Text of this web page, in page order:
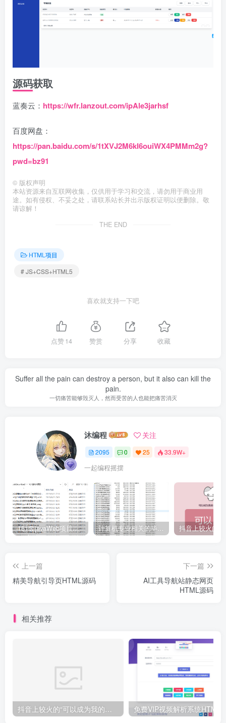
源码获取
蓝奏云： https://wfr.lanzout.com/ipAle3jarhsf
百度网盘：
https://pan.baidu.com/s/1tXVJ2M6kI6ouiWX4PMMm2g?
pwd=bz91
© 版权声明
本站资源来自互联网收集，仅供用于学习和交流，请勿用于商业用
途。如有侵权、不妥之处，请联系站长并出示版权证明以便删除。敬
请谅解！
THE END
HTML项目
# JS+CSS+HTML5
喜欢就支持一下吧
点赞14 赞赏 分享 收藏
Suffer all the pain can destroy a person, but it also can kill the
pain.
一切痛苦能够毁灭人，然而受苦的人也能把痛苦消灭
沐编程 关注
2095 0 25 33.9W+
一起编程摇摆
161套javaWeb项目源码免费分享 计算机专业相关的毕业设计论文合集免费下载
上一篇
精美导航引导页HTML源码
下一篇
AI工具导航站静态网页
HTML源码
相关推荐
抖音上较火的“可以成为我的恋人吗”HTML源码